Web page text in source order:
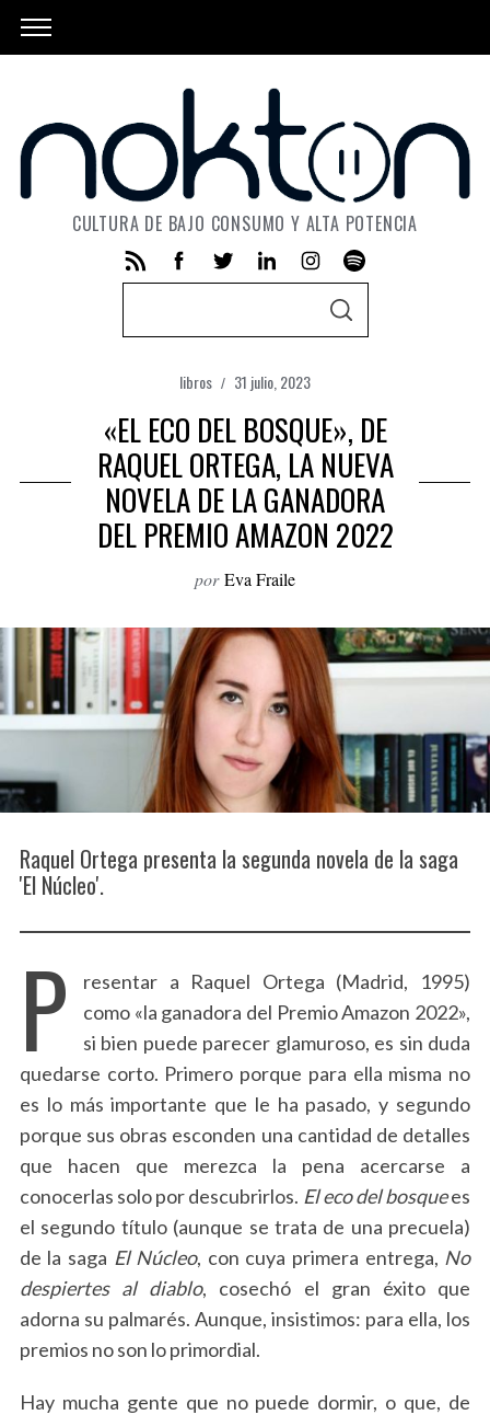
CULTURA DE BAJO CONSUMO Y ALTA POTENCIA
c
h
f
o
r
S
libros 31 julio, 2023
«EL ECO DEL BOSQUE», DE
RAQUEL ORTEGA, LA NUEVA
NOVELA DE LA GANADORA
DEL PREMIO AMAZON 2022
por Eva Fraile
Raquel Ortega presenta la segunda novela de la saga
'El Núcleo'.
P
resentar a Raquel Ortega (Madrid, 1995)
como «la ganadora del Premio Amazon 2022»,
si bien puede parecer glamuroso, es sin duda
quedarse corto. Primero porque para ella misma no
es lo más importante que le ha pasado, y segundo
porque sus obras esconden una cantidad de detalles
que hacen que merezca la pena acercarse a
conocerlas solo por descubrirlos. El eco del bosquees
el segundo título (aunque se trata de una precuela)
de la saga El Núcleo, con cuya primera entrega, No
despiertes al diablo, cosechó el gran éxito que
adorna su palmarés. Aunque, insistimos: para ella, los
premios no son lo primordial.
Hay mucha gente que no puede dormir, o que, de